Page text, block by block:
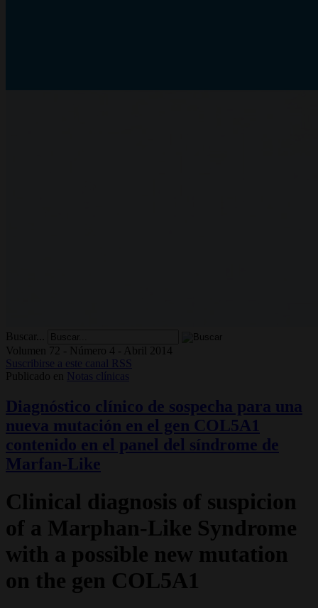
Buscar...
Volumen 72 - Número 4 - Abril 2014
Suscribirse a este canal RSS
Publicado en
Notas clínicas
Diagnóstico clínico de sospecha para una
nueva mutación en el gen COL5A1
contenido en el panel del síndrome de
Marfan-Like
Clinical diagnosis of suspicion
of a Marphan-Like Syndrome
with a possible new mutation
on the gen COL5A1